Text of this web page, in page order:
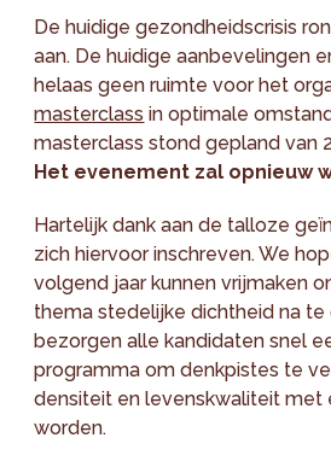
De huidige gezondheidscrisis
aan. De huidige aanbevelingen
helaas geen ruimte voor het
masterclass in optimale
masterclass stond gepland van
Het evenement zal opnieuw
Hartelijk dank aan de talloze
zich hiervoor inschreven. We
volgend jaar kunnen vrijmaken
thema stedelijke dichtheid na te
bezorgen alle kandidaten snel
programma om denkpistes te
densiteit en levenskwaliteit met
worden.